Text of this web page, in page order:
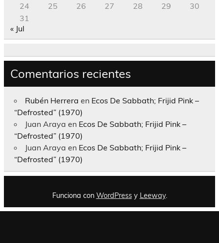
24
25 26 27 28 29
30
31
« Jul
Comentarios recientes
Rubén Herrera en Ecos De Sabbath; Frijid Pink –
“Defrosted” (1970)
Juan Araya en Ecos De Sabbath; Frijid Pink –
“Defrosted” (1970)
Juan Araya en Ecos De Sabbath; Frijid Pink –
“Defrosted” (1970)
Funciona con WordPressy Leeway.